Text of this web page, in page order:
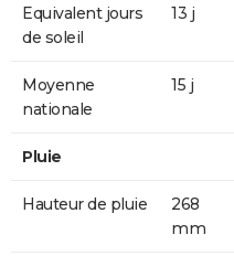
Equivalent jours
de soleil
13 j
Moyenne
nationale
15 j
Pluie
Hauteur de pluie
268
mm